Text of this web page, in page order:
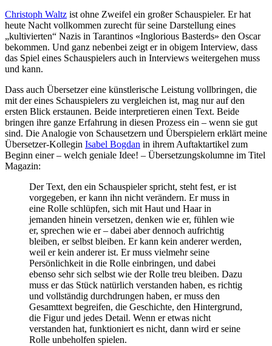
Christoph Waltz ist ohne Zweifel ein großer Schauspieler. Er hat
heute Nacht vollkommen zurecht für seine Darstellung eines
„kultivierten“ Nazis in Tarantinos «Inglorious Basterds» den Oscar
bekommen. Und ganz nebenbei zeigt er in obigem Interview, dass
das Spiel eines Schauspielers auch in Interviews weitergehen muss
und kann.
Dass auch Übersetzer eine künstlerische Leistung vollbringen, die
mit der eines Schauspielers zu vergleichen ist, mag nur auf den
ersten Blick erstaunen. Beide interpretieren einen Text. Beide
bringen ihre ganze Erfahrung in diesen Prozess ein – wenn sie gut
sind. Die Analogie von Schausetzern und Überspielern erklärt meine
Übersetzer-Kollegin Isabel Bogdan in ihrem Auftaktartikel zum
Beginn einer – welch geniale Idee! – Übersetzungskolumne im Titel
Magazin:
Der Text, den ein Schauspieler spricht, steht fest, er ist
vorgegeben, er kann ihn nicht verändern. Er muss in
eine Rolle schlüpfen, sich mit Haut und Haar in
jemanden hinein versetzen, denken wie er, fühlen wie
er, sprechen wie er – dabei aber dennoch aufrichtig
bleiben, er selbst bleiben. Er kann kein anderer werden,
weil er kein anderer ist. Er muss vielmehr seine
Persönlichkeit in die Rolle einbringen, und dabei
ebenso sehr sich selbst wie der Rolle treu bleiben. Dazu
muss er das Stück natürlich verstanden haben, es richtig
und vollständig durchdrungen haben, er muss den
Gesamttext begreifen, die Geschichte, den Hintergrund,
die Figur und jedes Detail. Wenn er etwas nicht
verstanden hat, funktioniert es nicht, dann wird er seine
Rolle unbeholfen spielen.